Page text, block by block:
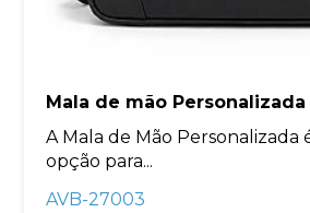
Mala de mão Personalizada
A Mala de Mão
opção para...
AVB-27003